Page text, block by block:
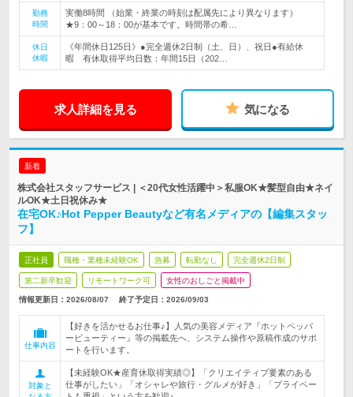
勤務
時間
実働8時間 （始業・終業の時刻は配属先により異なります）
★9：00～18：00が基本です。時間帯の希…
休日
休暇
《年間休日125日》●完全週休2日制（土、日）、祝日●有給休
暇 有休取得平均日数：年間15日（202…
求人詳細を見る 気になる
新着
株式会社スタッフサービス | ＜20代女性活躍中＞私服OK★髪型自由★ネイ
ルOK★土日祝休み★
在宅OK♪Hot Pepper Beautyなど有名メディアの【編集スタッ
フ】
正社員 職種・業種未経験OK 急募 転勤なし 完全週休2日制
第二新卒歓迎 リモートワーク可 女性のおしごと掲載中
情報更新日：2026/08/07 終了予定日： 2026/09/03
仕事内容
【好きを活かせるお仕事♪】人気の美容メディア『ホットペッパ
ービューティー』等の掲載先へ、システム操作や原稿作成のサポ
ートを行います。
対象と
【未経験OK★産育休取得実績◎】「クリエイティブ要素のある
仕事がしたい」「オシャレや旅行・グルメが好き」「プライベー